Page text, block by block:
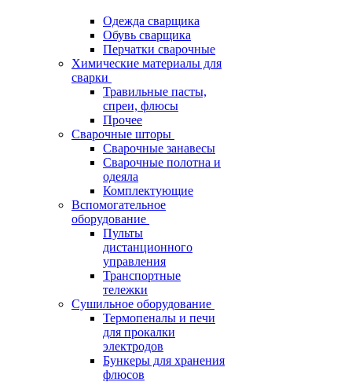
Одежда сварщика
Обувь сварщика
Перчатки сварочные
Химические материалы для
сварки
Травильные пасты,
спреи, флюсы
Прочее
Сварочные шторы
Сварочные занавесы
Сварочные полотна и
одеяла
Комплектующие
Вспомогательное
оборудование
Пульты
дистанционного
управления
Транспортные
тележки
Сушильное оборудование
Термопеналы и печи
для прокалки
электродов
Бункеры для хранения
флюсов